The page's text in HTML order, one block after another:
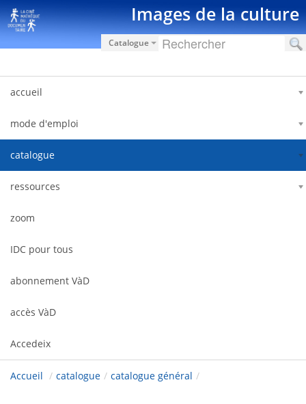
Salta al contigut Images de la culture
Catalogue
accueil
mode d'emploi
catalogue
ressources
zoom
IDC pour tous
abonnement VàD
accès VàD
Accedeix
Accueil / catalogue / catalogue général /